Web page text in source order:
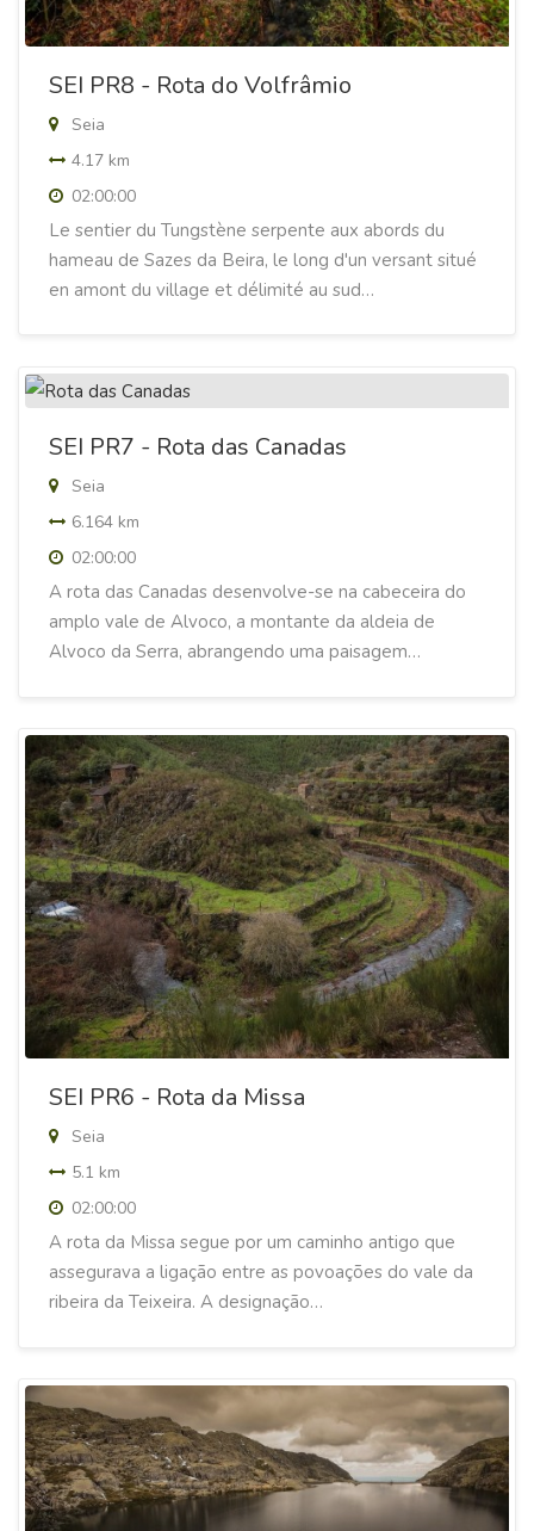
SEI PR8 - Rota do Volfrâmio
Seia
4.17 km
02:00:00
Le sentier du Tungstène serpente aux abords du
hameau de Sazes da Beira, le long d'un versant situé
en amont du village et délimité au sud…
SEI PR7 - Rota das Canadas
Seia
6.164 km
02:00:00
A rota das Canadas desenvolve-se na cabeceira do
amplo vale de Alvoco, a montante da aldeia de
Alvoco da Serra, abrangendo uma paisagem…
SEI PR6 - Rota da Missa
Seia
5.1 km
02:00:00
A rota da Missa segue por um caminho antigo que
assegurava a ligação entre as povoações do vale da
ribeira da Teixeira. A designação…